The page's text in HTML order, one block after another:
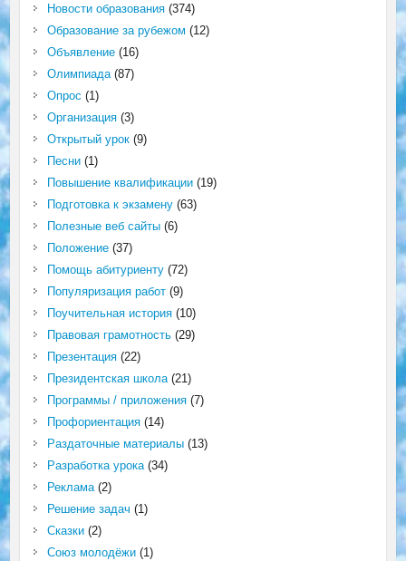
Новости образования(374)
Образование за рубежом (12)
Объявление(16)
Олимпиада(87)
Опрос (1)
Организация(3)
Открытый урок(9)
Песни(1)
Повышение квалификации(19)
Подготовка к экзамену(63)
Полезные веб сайты(6)
Положение(37)
Помощь абитуриенту(72)
Популяризация работ(9)
Поучительная история(10)
Правовая грамотность(29)
Презентация(22)
Президентская школа(21)
Программы / приложения(7)
Профориентация(14)
Раздаточные материалы(13)
Разработка урока(34)
Реклама(2)
Решение задач (1)
Сказки(2)
Союз молодёжи(1)